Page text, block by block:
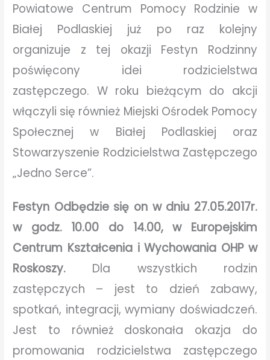
Powiatowe Centrum Pomocy Rodzinie w
Białej Podlaskiej już po raz kolejny
organizuje z tej okazji Festyn Rodzinny
poświęcony idei rodzicielstwa
zastępczego. W roku bieżącym do akcji
włączyli się również Miejski Ośrodek Pomocy
Społecznej w Białej Podlaskiej oraz
Stowarzyszenie Rodzicielstwa Zastępczego
„Jedno Serce”.
Festyn Odbędzie się on w dniu 27.05.2017r.
w godz. 10.00 do 14.00, w Europejskim
Centrum Kształcenia i Wychowania OHP w
Roskoszy. Dla wszystkich rodzin
zastępczych – jest to dzień zabawy,
spotkań, integracji, wymiany doświadczeń.
Jest to również doskonała okazja do
promowania rodzicielstwa zastępczego